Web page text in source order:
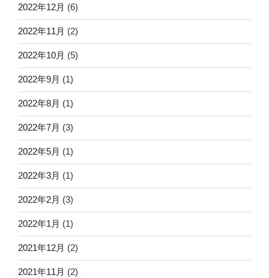
2022年12月 (6)
2022年11月 (2)
2022年10月 (5)
2022年9月 (1)
2022年8月 (1)
2022年7月 (3)
2022年5月 (1)
2022年3月 (1)
2022年2月 (3)
2022年1月 (1)
2021年12月 (2)
2021年11月 (2)